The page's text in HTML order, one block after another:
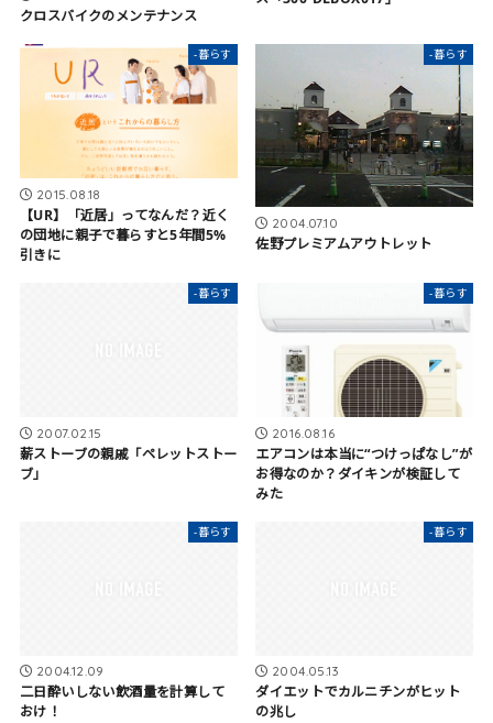
クロスバイクのメンテナンス
-暮らす
2015.08.18
【UR】「近居」ってなんだ？近く
の団地に親子で暮らすと5年間5%
引きに
-暮らす
2004.07.10
佐野プレミアムアウトレット
-暮らす
2007.02.15
薪ストーブの親戚「ペレットストー
ブ」
-暮らす
2016.08.16
エアコンは本当に“つけっぱなし”が
お得なのか？ダイキンが検証して
みた
-暮らす
2004.12.09
二日酔いしない飲酒量を計算して
おけ！
-暮らす
2004.05.13
ダイエットでカルニチンがヒット
の兆し